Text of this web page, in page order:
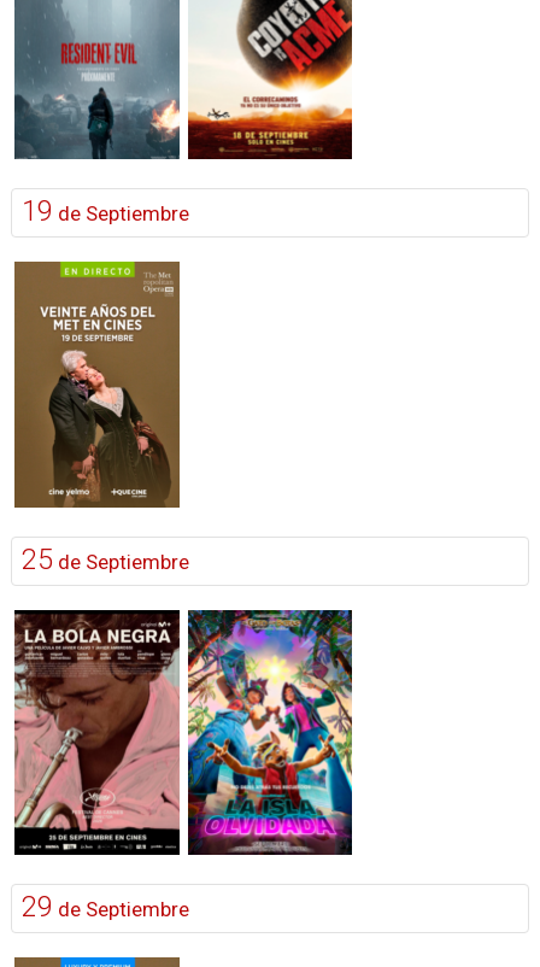
19 de Septiembre
25 de Septiembre
29 de Septiembre